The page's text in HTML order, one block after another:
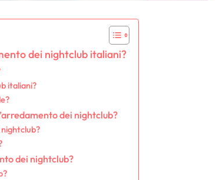
dei nightclub italiani?
italiani?
dei nightclub?
dei nightclub?